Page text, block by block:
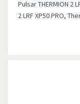
Pulsar THERMION 2
2 LRF XP50 PRO,